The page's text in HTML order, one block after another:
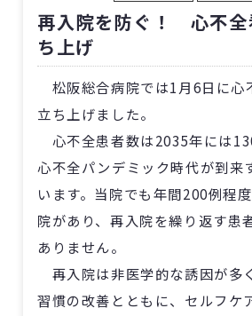
再入院を防ぐ！ 心不全
ち上げ
松阪総合病院では1月6日に心
立ち上げました。
心不全患者数は2035年には
心不全パンデミック時代が到来
います。当院でも年間200例程
院があり、再入院を繰り返す患
ありません。
再入院は非医学的な誘因が多
習慣の改善とともに、セルフケ